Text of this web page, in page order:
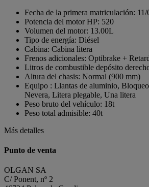
Fecha de la primera matriculación:
Potencia del motor HP: 520
Volumen del motor: 13.00L
Tipo de energía: Diésel
Cabina: Cabina litera
Frenos adicionales: Optibrake +
Litros de combustible depósito
Altura del chasis: Normal (900 mm)
Equipo : Llantas de aluminio,
Nevera, Litera plegable, Una litera
Peso bruto del vehículo: 18t
Peso total admisible: 40t
Más detalles
Punto de venta
OLGAN SA
C/ Ponent, nº 2